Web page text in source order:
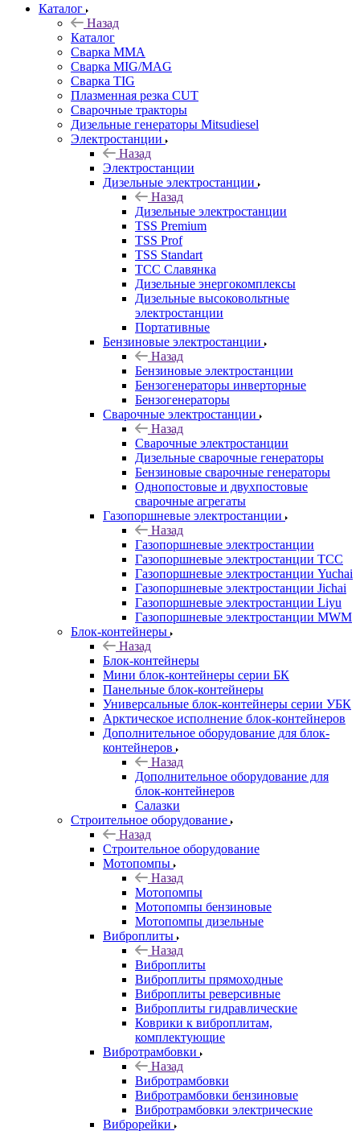
Каталог
Назад
Каталог
Сварка MMA
Сварка MIG/MAG
Сварка TIG
Плазменная резка CUT
Сварочные тракторы
Дизельные генераторы Mitsudiesel
Электростанции
Назад
Электростанции
Дизельные электростанции
Назад
Дизельные электростанции
TSS Premium
TSS Prof
TSS Standart
ТСС Славянка
Дизельные энергокомплексы
Дизельные высоковольтные
электростанции
Портативные
Бензиновые электростанции
Назад
Бензиновые электростанции
Бензогенераторы инверторные
Бензогенераторы
Сварочные электростанции
Назад
Сварочные электростанции
Дизельные сварочные генераторы
Бензиновые сварочные генераторы
Однопостовые и двухпостовые
сварочные агрегаты
Газопоршневые электростанции
Назад
Газопоршневые электростанции
Газопоршневые электростанции ТСС
Газопоршневые электростанции Yuchai
Газопоршневые электростанции Jichai
Газопоршневые электростанции Liyu
Газопоршневые электростанции MWM
Блок-контейнеры
Назад
Блок-контейнеры
Мини блок-контейнеры серии БК
Панельные блок-контейнеры
Универсальные блок-контейнеры серии УБК
Арктическое исполнение блок-контейнеров
Дополнительное оборудование для блок-
контейнеров
Назад
Дополнительное оборудование для
блок-контейнеров
Салазки
Строительное оборудование
Назад
Строительное оборудование
Мотопомпы
Назад
Мотопомпы
Мотопомпы бензиновые
Мотопомпы дизельные
Виброплиты
Назад
Виброплиты
Виброплиты прямоходные
Виброплиты реверсивные
Виброплиты гидравлические
Коврики к виброплитам,
комплектующие
Вибротрамбовки
Назад
Вибротрамбовки
Вибротрамбовки бензиновые
Вибротрамбовки электрические
Виброрейки